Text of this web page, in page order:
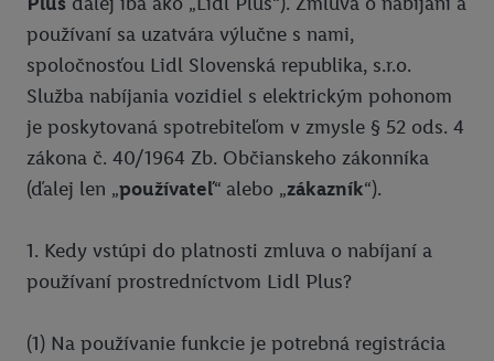
LeviTour a Slovak Lines
CK Slniečko - Zájazdy
Aplend
FutbalTour
Pixxla
používaní sa uzatvára výlučne s nami,
spoločnosťou Lidl Slovenská republika, s.r.o.
Služba nabíjania vozidiel s elektrickým pohonom
je poskytovaná spotrebiteľom v zmysle § 52 ods. 4
zákona č. 40/1964 Zb. Občianskeho zákonníka
(ďalej len „používateľ“ alebo „zákazník“).
1. Kedy vstúpi do platnosti zmluva o nabíjaní a
používaní prostredníctvom Lidl Plus?
(1) Na používanie funkcie je potrebná registrácia